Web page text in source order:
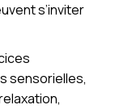
s’inviter
sensorielles,